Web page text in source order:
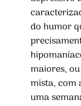
do humor
maiores,
mista, com
uma